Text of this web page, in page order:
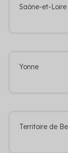
Saône-et-Loire
Yonne
Territoire de